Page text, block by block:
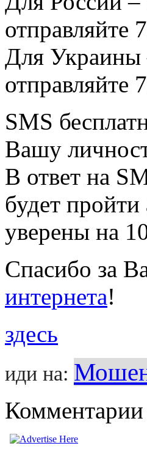
отправляйте
Для Украины
отправляйте
SMS
Вашу
В ответ на
будет
уверены на
Спасибо за
интернета!
здесь
иди на: